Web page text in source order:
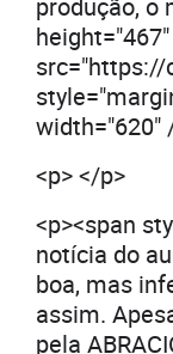
produção, o
height="467"
width="620"
<p> </p>
<p><span
notícia do
boa, mas
assim.
pela